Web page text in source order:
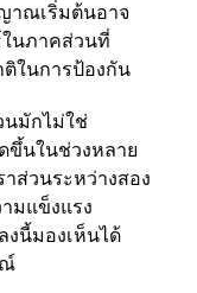
าณเริ่มต้นอาจ
นภาคส่วนที่
ในการป้องกัน
นมักไม่ใช่
ขึ้นในช่วงหลาย
ส่วนระหว่างสอง
มแข็งแรง
งนี้มองเห็นได้